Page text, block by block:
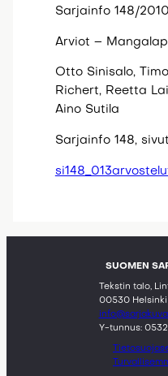
Sarjainfo 148/2010
Arviot –
Otto Sinisalo,
Richert, Reetta
Aino Sutila
Sarjainfo 148,
SUOMEN
Tekstin talo,
00530 Helsinki
Y-tunnus: